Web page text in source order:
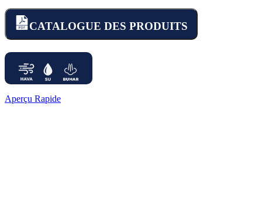
CATALOGUE DES PRODUITS
Aperçu Rapide